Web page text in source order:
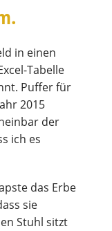
in einen
Tabelle
Puffer für
2015
der
ich es
das Erbe
sie
Stuhl sitzt